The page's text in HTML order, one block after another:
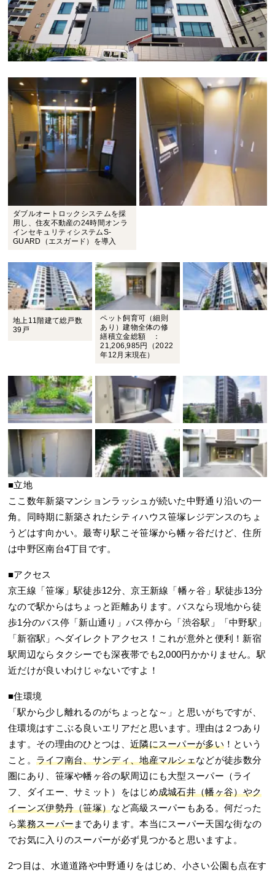
ダブルオートロックシステムを採
用し、住友不動産の24時間オンラ
インセキュリティシステムS-
GUARD（エスガード）を導入
地上11階建て総戸数
39戸
ペット飼育可（細則
あり）建物全体の修
繕積立金総額 ：
21,206,985円（2022
年12月末現在）
■立地
ここ数年新築マンションラッシュが続いた中野通り沿いの一
角。同時期に新築されたシティハウス笹塚レジデンスのちょ
うどはす向かい。最寄り駅こそ笹塚から幡ヶ谷だけど、住所
は中野区南台4丁目です。
■アクセス
京王線「笹塚」駅徒歩12分、京王新線「幡ヶ谷」駅徒歩13分
なので駅からはちょっと距離あります。バスなら現地から徒
歩1分のバス停「新山通り」バス停から「渋谷駅」「中野駅」
「新宿駅」へダイレクトアクセス！これが意外と便利！新宿
駅周辺ならタクシーでも深夜帯でも2,000円かかりません。駅
近だけが良いわけじゃないですよ！
■住環境
「駅から少し離れるのがちょっとな～」と思いがちですが、
住環境はすこぶる良いエリアだと思います。理由は２つあり
ます。その理由のひとつは、 近隣にスーパーが多い！という
こと。 ライフ南台、サンディ、地産マルシェなどが徒歩数分
圏にあり、笹塚や幡ヶ谷の駅周辺にも大型スーパー（ライ
フ、ダイエー、サミット）をはじめ成城石井（幡ヶ谷）やク
イーンズ伊勢丹（笹塚）など高級スーパーもある。何だった
ら業務スーパーまであります。本当にスーパー天国な街なの
でお気に入りのスーパーが必ず見つかると思いますよ。
2つ目は、水道道路や中野通りをはじめ、小さい公園も点在す